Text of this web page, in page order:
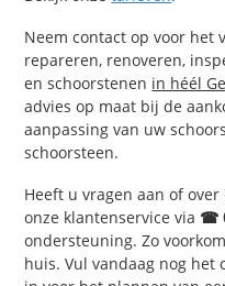
Neem contact op voor het
repareren, renoveren,
en schoorstenen in héél
advies op maat bij de
aanpassing van uw
schoorsteen.
Heeft u vragen aan of
onze klantenservice via ☎
ondersteuning. Zo
huis. Vul vandaag nog